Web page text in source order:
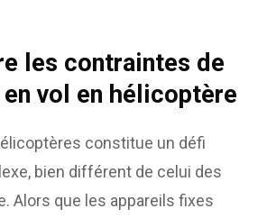
les contraintes de
vol en hélicoptère
constitue un défi
bien différent de celui des
Alors que les appareils fixes